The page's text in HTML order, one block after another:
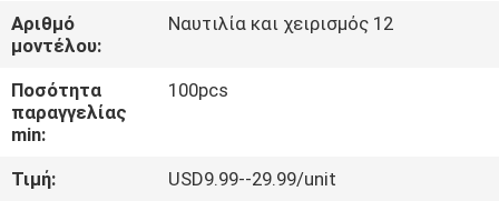
ΓΎΡΟΣ
ΕΡΓΟΣΤΑΣΊΩΝ
ΠΟΙΟΤΙΚΌΣ
ΈΛΕΓΧΟΣ
Αριθμό
μοντέλου:
Ναυτιλία και χειρισμός 12
Ποσότητα
παραγγελίας
min:
100pcs
Τιμή:
USD9.99--29.99/unit